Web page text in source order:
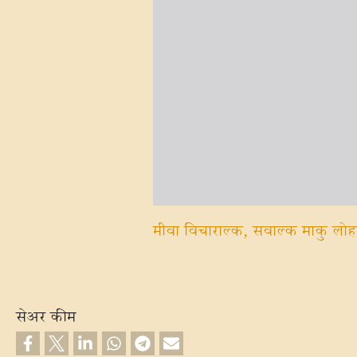
मीवा विचाराल्‍क, सवाल्‍क माकु
सेअर कीम